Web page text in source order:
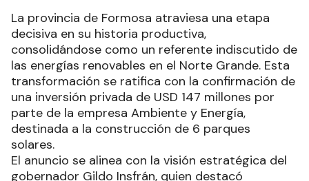
La provincia de Formosa atraviesa una etapa
decisiva en su historia productiva,
consolidándose como un referente indiscutido de
las energías renovables en el Norte Grande. Esta
transformación se ratifica con la confirmación de
una inversión privada de USD 147 millones por
parte de la empresa Ambiente y Energía,
destinada a la construcción de 6 parques
solares.
El anuncio se alinea con la visión estratégica del
gobernador Gildo Insfrán, quien destacó